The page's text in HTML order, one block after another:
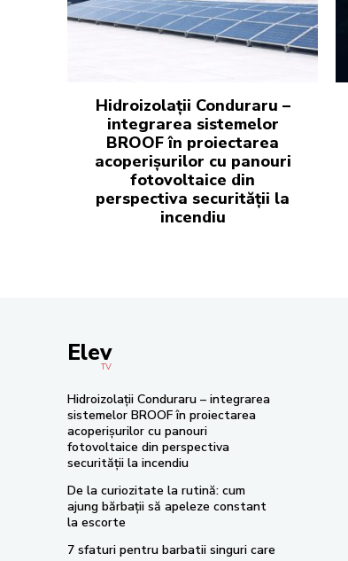
Hidroizolații Conduraru –
integrarea sistemelor
BROOF în proiectarea
acoperișurilor cu panouri
fotovoltaice din
perspectiva securității la
incendiu
Elev
TV
Hidroizolații Conduraru – integrarea
sistemelor BROOF în proiectarea
acoperișurilor cu panouri
fotovoltaice din perspectiva
securității la incendiu
De la curiozitate la rutină: cum
ajung bărbații să apeleze constant
la escorte
7 sfaturi pentru barbatii singuri care